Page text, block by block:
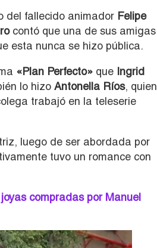
del fallecido animador Felipe
contó que una de sus amigas
esta nunca se hizo pública.
«Plan Perfecto» que Ingrid
lo hizo Antonella Ríos, quien
trabajó en la teleserie
luego de ser abordada por
tuvo un romance con
compradas por Manuel